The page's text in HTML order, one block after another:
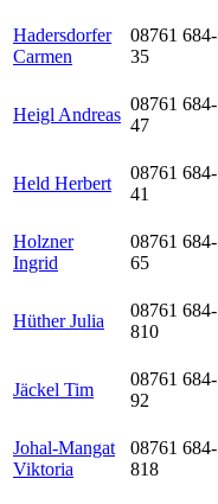
Hadersdorfer
Carmen
08761 684-
35
Heigl Andreas
08761 684-
47
Held Herbert
08761 684-
41
Holzner
Ingrid
08761 684-
65
Hüther Julia
08761 684-
810
Jäckel Tim
08761 684-
92
Johal-Mangat
Viktoria
08761 684-
818